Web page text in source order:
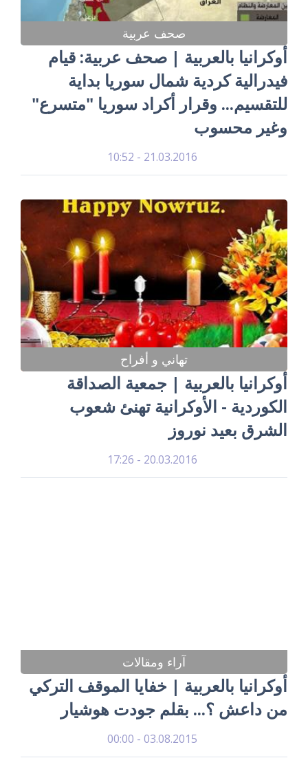
صحف عربية
أوكرانيا بالعربية | صحف عربية: قيام
فيدرالية كردية شمال سوريا بداية
للتقسيم... وقرار أكراد سوريا "متسرع"
وغير محسوب
21.03.2016 - 10:52
تهاني و أفراح
أوكرانيا بالعربية | جمعية الصداقة
الكوردية - الأوكرانية تهنئ شعوب
الشرق بعيد نوروز
20.03.2016 - 17:26
آراء ومقالات
أوكرانيا بالعربية | خفايا الموقف التركي
من داعش ؟... بقلم جودت هوشيار
03.08.2015 - 00:00